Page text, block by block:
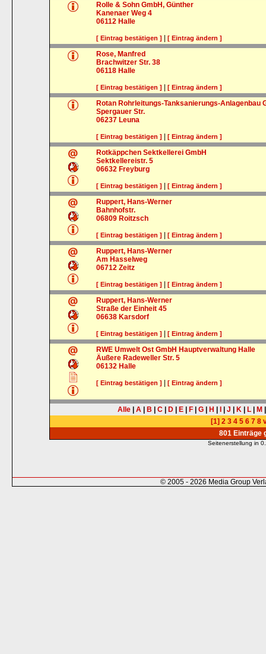
Rolle & Sohn GmbH, Günther
Kanenaer Weg 4
06112 Halle
[ Eintrag bestätigen ] |[ Eintrag ändern ]
Rose, Manfred
Brachwitzer Str. 38
06118 Halle
[ Eintrag bestätigen ] |[ Eintrag ändern ]
Rotan Rohrleitungs-Tanksanierungs-Anlagenbau
Spergauer Str.
06237 Leuna
[ Eintrag bestätigen ] |[ Eintrag ändern ]
Rotkäppchen Sektkellerei GmbH
Sektkellereistr. 5
06632 Freyburg
[ Eintrag bestätigen ] |[ Eintrag ändern ]
Ruppert, Hans-Werner
Bahnhofstr.
06809 Roitzsch
[ Eintrag bestätigen ] |[ Eintrag ändern ]
Ruppert, Hans-Werner
Am Hasselweg
06712 Zeitz
[ Eintrag bestätigen ] |[ Eintrag ändern ]
Ruppert, Hans-Werner
Straße der Einheit 45
06638 Karsdorf
[ Eintrag bestätigen ] |[ Eintrag ändern ]
RWE Umwelt Ost GmbH Hauptverwaltung Halle
Äußere Radeweller Str. 5
06132 Halle
[ Eintrag bestätigen ] |[ Eintrag ändern ]
Alle A B C D E F G H J K L M
[1] 2 3 4 5 6 7 8
801 Einträge
Seitenerstellung in
© 2005 - 2026 Media Group